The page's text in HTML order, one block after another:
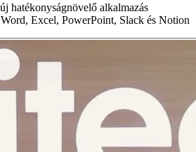
hatékonyságnövelő alkalmazás
Excel, PowerPoint, Slack és Notion